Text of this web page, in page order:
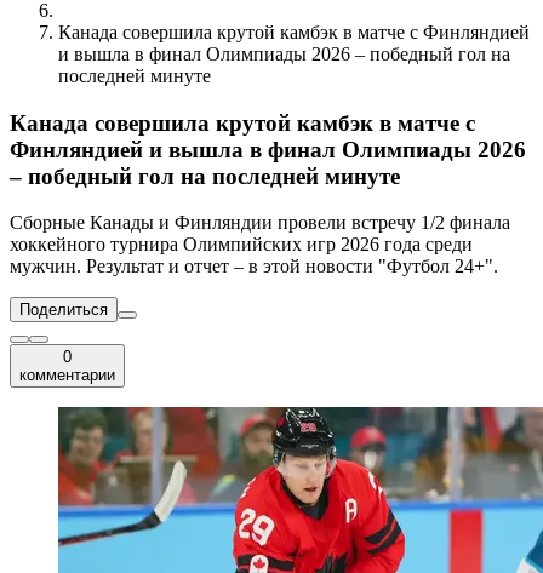
Канада совершила крутой камбэк в матче с Финляндией
и вышла в финал Олимпиады 2026 – победный гол на
последней минуте
Канада совершила крутой камбэк в матче с
Финляндией и вышла в финал Олимпиады 2026
– победный гол на последней минуте
Сборные Канады и Финляндии провели встречу 1/2 финала
хоккейного турнира Олимпийских игр 2026 года среди
мужчин. Результат и отчет – в этой новости "Футбол 24+".
Поделиться
0
комментарии